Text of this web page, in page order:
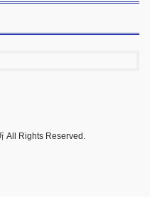
All Rights Reserved.